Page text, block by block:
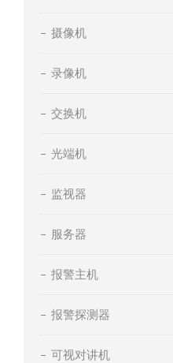
摄像机
录像机
交换机
光端机
监视器
服务器
报警主机
报警探测器
可视对讲机